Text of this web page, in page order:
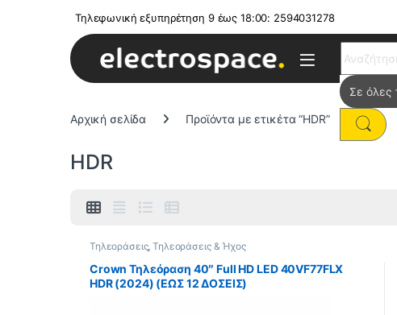
Τηλεφωνική εξυπηρέτηση 9 έως 18:00: 2594031278
Αρχική σελίδα Προϊόντα με ετικέτα “HDR”
HDR
Τηλεοράσεις,Τηλεοράσεις & Ήχος
Crown Τηλεόραση 40″ Full HD LED 40VF77FLX
HDR (2024) (ΕΩΣ 12 ΔΟΣΕΙΣ)